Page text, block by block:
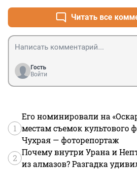
Читать все
Гость
Войти
1
Его номинировали на
местам съемок культового
Чухрая — фоторепортаж
2
Почему внутри Урана и
из алмазов? Разгадка